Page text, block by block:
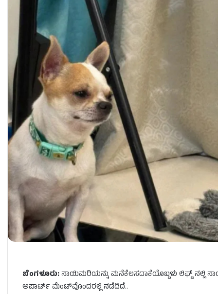
ಬೆಂಗಳೂರು:ನಾಯಿಮರಿಯನ್ನುಮನೆಕೆಲಸದಾಕೆಯೊಬ್ಬಳು ಲಿಫ್ಟ್​​ನಲ್ಲಿ
ಅಪಾರ್ಟ್ಮೆಂಟ್ವೊಂದರಲ್ಲಿನಡೆದಿದೆ..